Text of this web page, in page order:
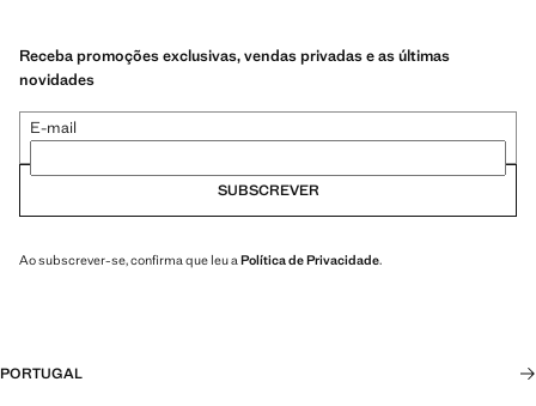
Receba promoções exclusivas, vendas privadas e as últimas
novidades
E-mail
SUBSCREVER
Ao subscrever-se, confirma que leu a Política de Privacidade.
PORTUGAL